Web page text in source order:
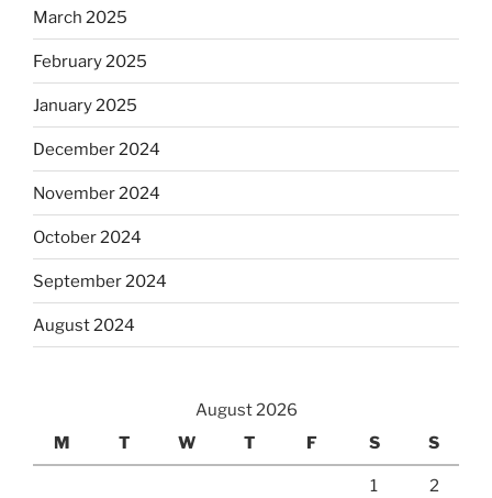
March 2025
February 2025
January 2025
December 2024
November 2024
October 2024
September 2024
August 2024
August 2026
M
T W T F S S
1 2